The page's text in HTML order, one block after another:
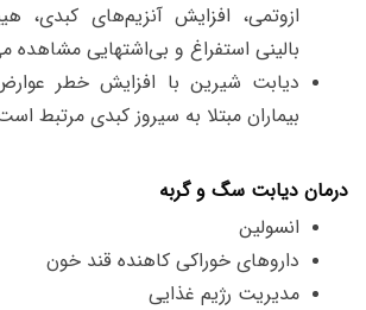
ازوتمی، افزایش آنزیم‌های کبدی،
بالینی استفراغ و بی‌اشتهایی مشاهده
دیابت شیرین با افزایش خطر
بیماران مبتلا به سیروز کبدی مرتبط
درمان دیابت سگ و گربه
انسولین
داروهای خوراکی کاهنده قند خون
مدیریت رژیم غذایی